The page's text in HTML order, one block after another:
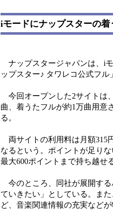
iモードにナップスターの着
ナップスタージャパンは、i
ップスター♪ タワレコ公式フル
今回オープンした2サイトは
曲、着うたフルが約1万曲用意
る。
両サイトの利用料は月額315
なるという。ポイントが足り
最大600ポイントまで持ち越せる
今のところ、同社が展開する
ていきたい」としている。ま
ど、音楽関連情報の充実などが